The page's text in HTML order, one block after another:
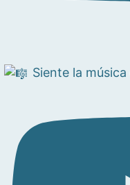
Siente la